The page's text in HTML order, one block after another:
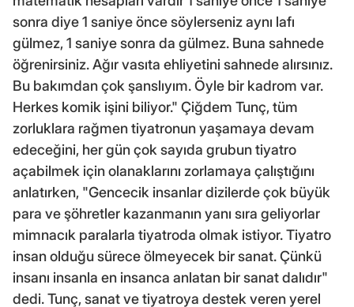
sonra diye 1 saniye önce söylerseniz aynı lafı
gülmez, 1 saniye sonra da gülmez. Buna sahnede
öğrenirsiniz. Ağır vasıta ehliyetini sahnede alırsınız.
Bu bakımdan çok şanslıyım. Öyle bir kadrom var.
Herkes komik işini biliyor." Çiğdem Tunç, tüm
zorluklara rağmen tiyatronun yaşamaya devam
edeceğini, her gün çok sayıda grubun tiyatro
açabilmek için olanaklarını zorlamaya çalıştığını
anlatırken, "Gencecik insanlar dizilerde çok büyük
para ve şöhretler kazanmanın yanı sıra geliyorlar
mimnacık paralarla tiyatroda olmak istiyor. Tiyatro
insan olduğu sürece ölmeyecek bir sanat. Çünkü
insanı insanla en insanca anlatan bir sanat dalıdır"
dedi. Tunç, sanat ve tiyatroya destek veren yerel